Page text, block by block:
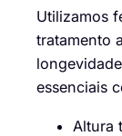
Utilizamos
tratamento
essenciais
Altura